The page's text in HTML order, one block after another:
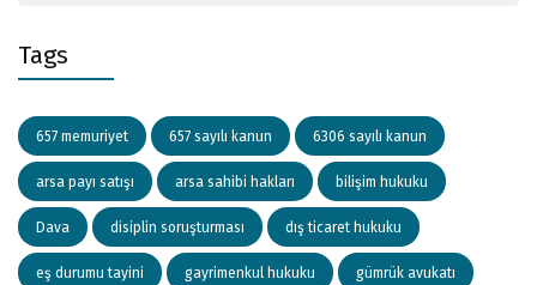
Tags
657 memuriyet 657 sayılı kanun 6306 sayılı kanun
arsa payı satışı arsa sahibi hakları bilişim hukuku
Dava disiplin soruşturması dış ticaret hukuku
eş durumu tayini gayrimenkul hukuku gümrük avukatı